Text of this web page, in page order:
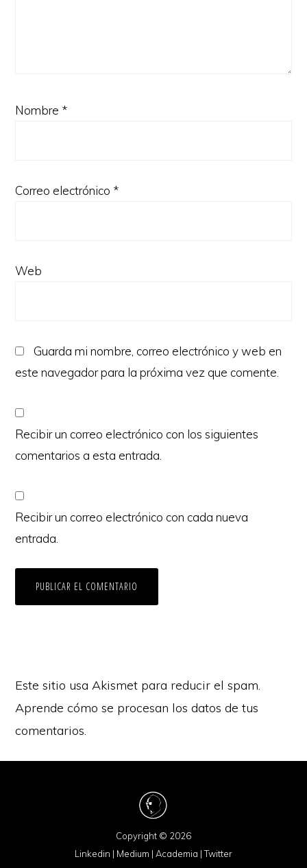
Nombre *
Correo electrónico *
Web
Guarda mi nombre, correo electrónico y web en
este navegador para la próxima vez que comente.
Recibir un correo electrónico con los siguientes
comentarios a esta entrada.
Recibir un correo electrónico con cada nueva
entrada.
Este sitio usa Akismet para reducir el spam.
Aprende cómo se procesan los datos de tus
comentarios.
Copyright © 2026
Linkedin | Medium | Academia |Twitter